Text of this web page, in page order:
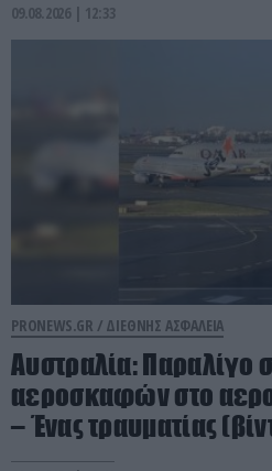
09.08.2026 | 12:33
PRONEWS.GR / ΔΙΕΘΝΗΣ ΑΣΦΑΛΕΙΑ
Αυστραλία: Παραλίγο
αεροσκαφών στο
– Ένας τραυματίας